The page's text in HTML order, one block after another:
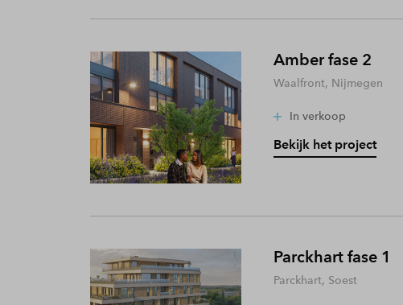
Amber fase 2
Waalfront, Nijmegen
In verkoop
Bekijk het project
Parckhart fase 1
Parckhart, Soest